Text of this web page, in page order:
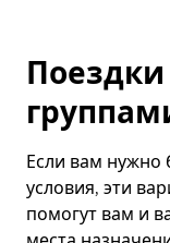
Если вам нужно
условия, эти
помогут вам и